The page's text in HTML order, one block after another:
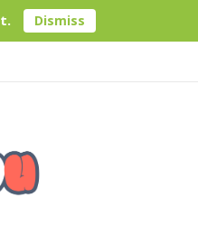
Dismiss